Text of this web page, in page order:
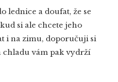
lednice a doufat, že se
si ale chcete jeho
i na zimu, doporučuji si
chladu vám pak vydrží